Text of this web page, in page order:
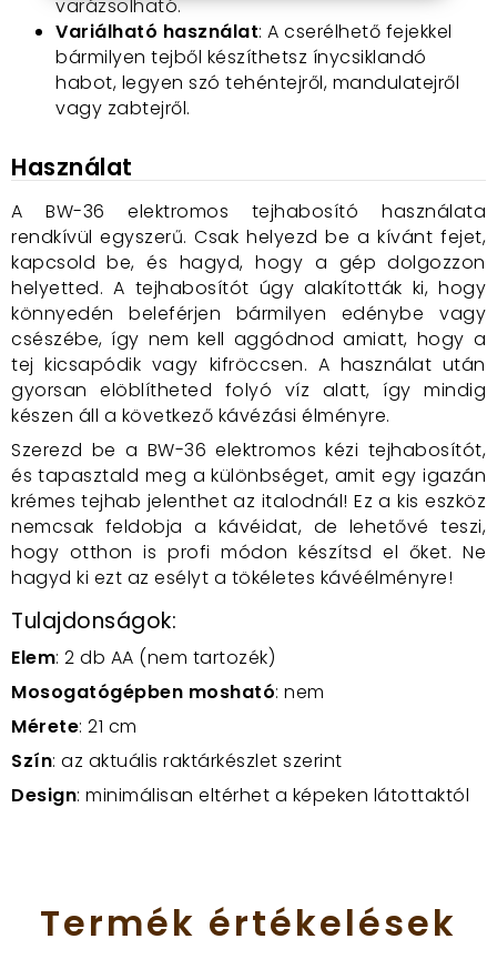
varázsolható.
Variálható használat: A cserélhető fejekkel
bármilyen tejből készíthetsz ínycsiklandó
habot, legyen szó tehéntejről, mandulatejről
vagy zabtejről.
Használat
A BW-36 elektromos tejhabosító használata
rendkívül egyszerű. Csak helyezd be a kívánt fejet,
kapcsold be, és hagyd, hogy a gép dolgozzon
helyetted. A tejhabosítót úgy alakították ki, hogy
könnyedén beleférjen bármilyen edénybe vagy
csészébe, így nem kell aggódnod amiatt, hogy a
tej kicsapódik vagy kifröccsen. A használat után
gyorsan elöblítheted folyó víz alatt, így mindig
készen áll a következő kávézási élményre.
Szerezd be a BW-36 elektromos kézi tejhabosítót,
és tapasztald meg a különbséget, amit egy igazán
krémes tejhab jelenthet az italodnál! Ez a kis eszköz
nemcsak feldobja a kávéidat, de lehetővé teszi,
hogy otthon is profi módon készítsd el őket. Ne
hagyd ki ezt az esélyt a tökéletes kávéélményre!
Tulajdonságok:
Elem: 2 db AA (nem tartozék)
Mosogatógépben mosható: nem
Mérete: 21 cm
Szín: az aktuális raktárkészlet szerint
Design: minimálisan eltérhet a képeken látottaktól
Termék értékelések